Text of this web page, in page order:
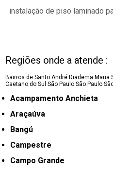
instalação de piso laminado
Regiões onde a atende :
Bairros de Santo André Diadema Maua
Caetano do SulSão Paulo São Paulo
Acampamento Anchieta
Araçaúva
Bangú
Campestre
Campo Grande